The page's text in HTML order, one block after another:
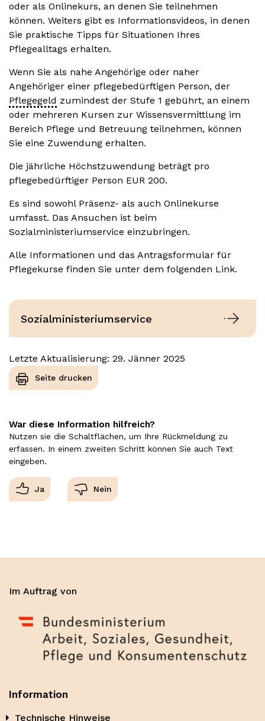
oder als Onlinekurs, an denen Sie teilnehmen
können. Weiters gibt es Informationsvideos, in denen
Sie praktische Tipps für Situationen Ihres
Pflegealltags erhalten.
Wenn Sie als nahe Angehörige oder naher
Angehöriger einer pflegebedürftigen Person, der
Pflegegeld zumindest der Stufe 1 gebührt, an einem
oder mehreren Kursen zur Wissensvermittlung im
Bereich Pflege und Betreuung teilnehmen, können
Sie eine Zuwendung erhalten.
Die jährliche Höchstzuwendung beträgt pro
pflegebedürftiger Person EUR 200.
Es sind sowohl Präsenz- als auch Onlinekurse
umfasst. Das Ansuchen ist beim
Sozialministeriumservice einzubringen.
Alle Informationen und das Antragsformular für
Pflegekurse finden Sie unter dem folgenden Link.
Sozialministeriumservice
Letzte Aktualisierung: 29. Jänner 2025
Seite drucken
War diese Information hilfreich?
Nutzen sie die Schaltflächen, um Ihre Rückmeldung zu
erfassen. In einem zweiten Schritt können Sie auch Text
eingeben.
Im Auftrag von
Information
Technische Hinweise